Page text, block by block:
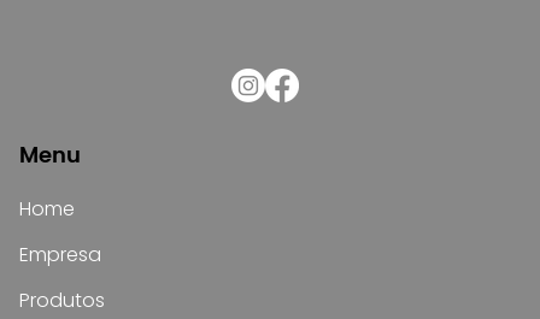
Menu
Home
Empresa
Produtos